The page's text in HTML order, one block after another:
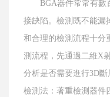
BGA器件常常有數
接缺陷。檢測既不能漏
和合理的檢測流程十分
測流程，先通過二維X
分析是否需要進行3D
檢測法：著重檢測器件